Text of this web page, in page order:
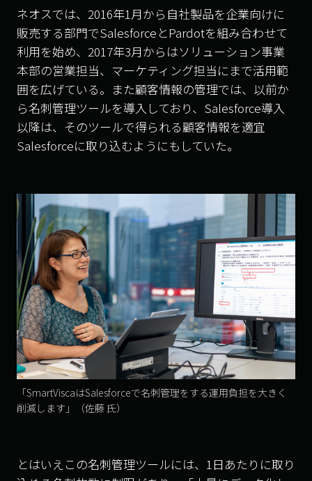
ネオスでは、 2016年1 月から自社製品を企業向けに
販売する部門でSalesforce とPardotを組み合わせて
利用を始め、 2017年3月からはソリューション事業
本部の営業担当、マーケティング担当にまで活用範
囲を広げている。また顧客情報の管理では、以前か
ら名刺管理ツールを導入しており、 Salesforce導入
以降は、そのツールで得られる顧客情報を適宜
Salesforceに取り込むようにもしていた。
「SmartViscaはSalesforceで名刺管理をする運用負担を大きく
削減します」（佐藤 氏）
とはいえこの名刺管理ツールには、 1日あたりに取り